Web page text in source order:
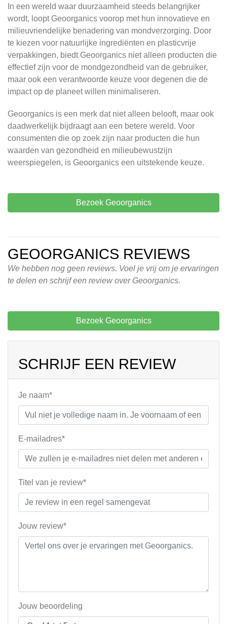
In een wereld waar duurzaamheid steeds belangrijker
wordt, loopt Geoorganics voorop met hun innovatieve en
milieuvriendelijke benadering van mondverzorging. Door
te kiezen voor natuurlijke ingrediënten en plasticvrije
verpakkingen, biedt Geoorganics niet alleen producten die
effectief zijn voor de mondgezondheid van de gebruiker,
maar ook een verantwoorde keuze voor degenen die de
impact op de planeet willen minimaliseren.
Geoorganics is een merk dat niet alleen belooft, maar ook
daadwerkelijk bijdraagt aan een betere wereld. Voor
consumenten die op zoek zijn naar producten die hun
waarden van gezondheid en milieubewustzijn
weerspiegelen, is Geoorganics een uitstekende keuze.
Bezoek Geoorganics
GEOORGANICS REVIEWS
We hebben nog geen reviews. Voel je vrij om je ervaringen
te delen en schrijf een review over Geoorganics.
Bezoek Geoorganics
SCHRIJF EEN REVIEW
Je naam*
E-mailadres*
Titel van je review*
Jouw review*
Jouw beoordeling